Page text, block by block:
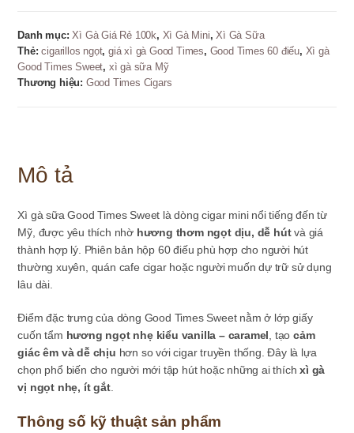
Điếu
số
lượng
Danh mục:Xì Gà Giá Rẻ 100k, Xì Gà Mini,Xì Gà Sữa
Thẻ:cigarillos ngọt,giá xì gà Good Times, Good Times 60 điếu, Xì gà
Good Times Sweet, xì gà sữa Mỹ
Thương hiệu: Good Times Cigars
Mô tả
Xì gà sữa Good Times Sweet là dòng cigar mini nổi tiếng đến từ
Mỹ, được yêu thích nhờ hương thơm ngọt dịu, dễ hútvà giá
thành hợp lý. Phiên bản hộp 60 điếu phù hợp cho người hút
thường xuyên, quán cafe cigar hoặc người muốn dự trữ sử dụng
lâu dài.
Điểm đặc trưng của dòng Good Times Sweet nằm ở lớp giấy
cuốn tẩm hương ngọt nhẹ kiểu vanilla – caramel, tạocảm
giác êm và dễ chịu hơn so với cigar truyền thống. Đây là lựa
chọn phổ biến cho người mới tập hút hoặc những ai thíchxì gà
vị ngọt nhẹ, ít gắt.
Thông số kỹ thuật sản phẩm